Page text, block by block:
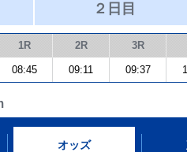
２日目
1R 2R 3R
08:45 09:11 09:37
オッズ